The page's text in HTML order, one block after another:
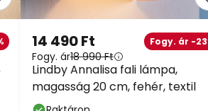
Lindby Annalisa fali lámpa,
magasság 20 cm, fehér, textil
14 490 Ft Fogy. ár -23%
Fogy. ár18 990 Ft
Raktáron